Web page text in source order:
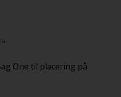
One til placering på